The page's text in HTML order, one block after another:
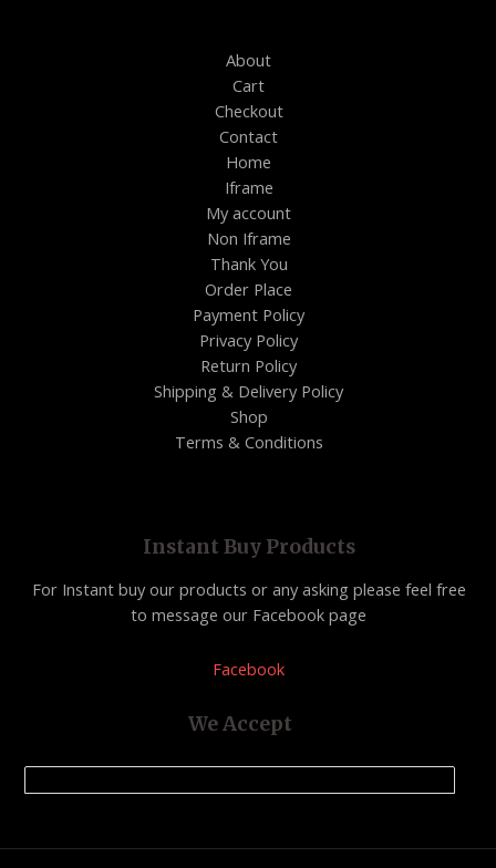
About
Cart
Checkout
Contact
Home
Iframe
My account
Non Iframe
Thank You
Order Place
Payment Policy
Privacy Policy
Return Policy
Shipping & Delivery Policy
Shop
Terms & Conditions
Instant Buy Products
For Instant buy our products or any asking please feel free
to message our Facebook page
Facebook
We Accept